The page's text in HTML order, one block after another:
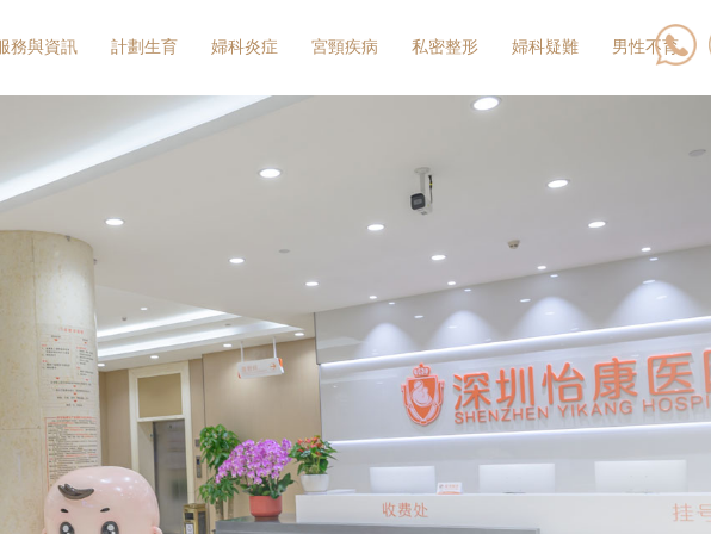
務與資訊 計劃生育 婦科炎症 宮頸疾病 私密整形 婦科疑難 男性不育